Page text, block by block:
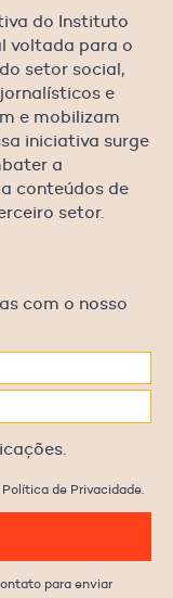
do Instituto
voltada para o
setor social,
e
e mobilizam
iniciativa surge
a
conteúdos de
setor.
com o nosso
de Privacidade.
para enviar